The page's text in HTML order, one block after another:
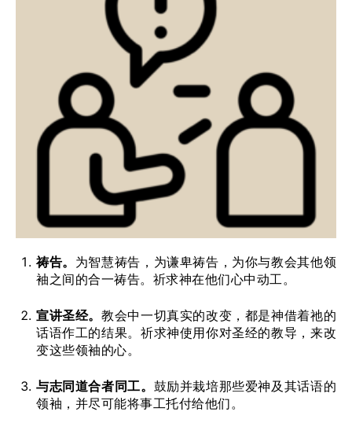
意大利语
土耳其语
塞尔维亚语
祷告。 为智慧祷告，为谦卑祷告，为你与教会其他领
袖之间的合一祷告。祈求神在他们心中动工。
宣讲圣经。教会中一切真实的改变，都是神借着祂的
话语作工的结果。祈求神使用你对圣经的教导，来改
变这些领袖的心。
与志同道合者同工。 鼓励并栽培那些爱神及其话语的
领袖，并尽可能将事工托付给他们。